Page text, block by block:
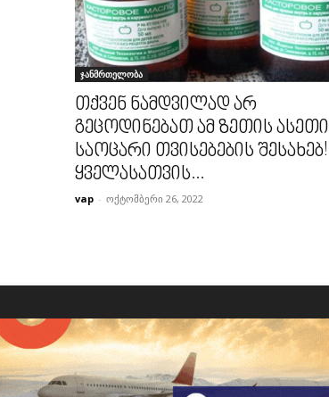
ჯანმრთელობა
თქვენ ნამდვილად არ
გეცოდინებათ ამ ზეთის ასეთი
საოცარი თვისებების შესახებ!
ყველასათვის...
vap - ოქტომბერი 26, 2022